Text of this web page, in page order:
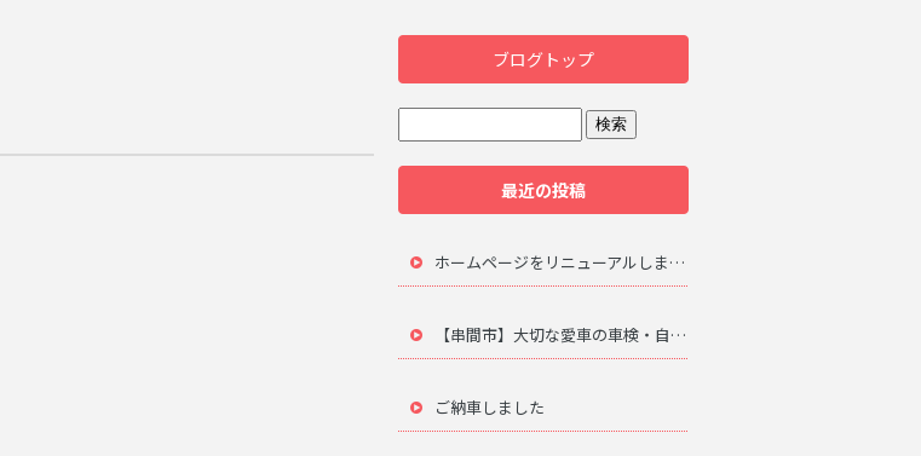
ブログトップ
最近の投稿
ホームページをリニューアルしました。
【串間市】大切な愛車の車検・自動車修理は地元のプロにお任せ
ご納車しました